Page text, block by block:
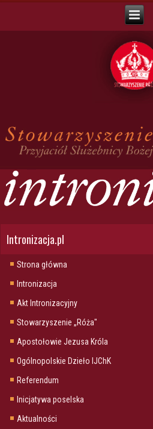
Intronizacja.pl
Strona główna
Intronizacja
Akt Intronizacyjny
Stowarzyszenie „Róża"
Apostołowie Jezusa Króla
Ogólnopolskie Dzieło IJChK
Referendum
Inicjatywa poselska
Aktualności